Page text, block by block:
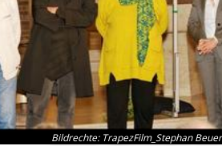
Bildrechte:TrapezFilm_Stephan